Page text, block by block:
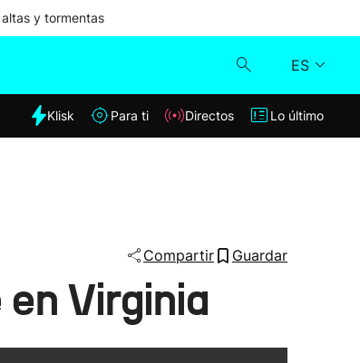
y tormentas
ES
Klisk
Klisk Para ti Directos Lo último
Compartir Guardar
Virginia